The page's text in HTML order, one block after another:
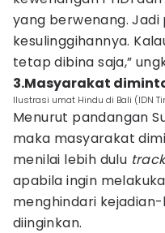
yang berwenang.
kesulinggihannya.
tetap dibina saja,”
3.Masyarakat
Ilustrasi umat Hindu di Bali (IDN
Menurut pandangan
maka masyarakat
menilai lebih dulu
apabila ingin
menghindari
diinginkan.